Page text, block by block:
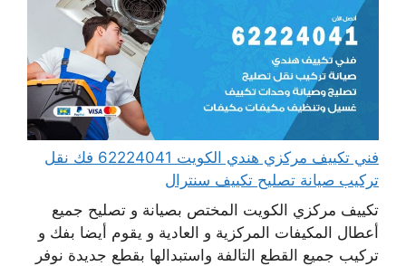
فني تكييف مركزي هندي الكويت 62224041 فك نقل
تركيب صيانة تصليح تكييف سنترال
تكييف مركزي الكويت المختص بصيانة و تصليح جميع
أعطال المكيفات المركزية و العادية و يقوم أيضا بفك و
تركيب جميع القطع التالفة واستبدالها بقطع جديدة نوفر